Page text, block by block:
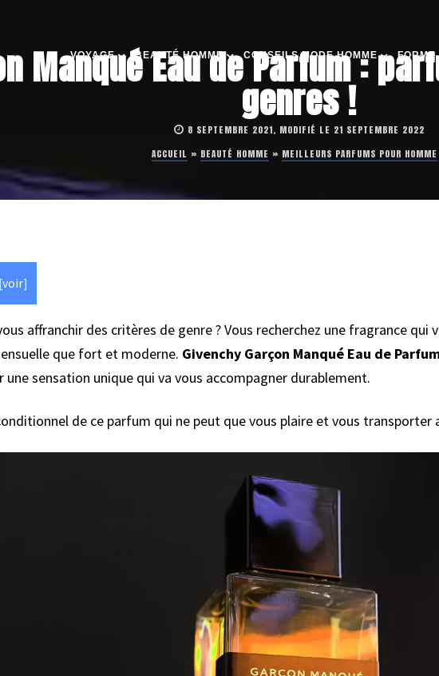
VOYAGE BEAUTÉ HOMME CONSEILS MODE HOMME FORME
Manqué Eau de Parfum :
genres !
8 SEPTEMBRE 2021, MODIFIÉ LE 21 SEPTEMBRE 2022
ACCUEIL » BEAUTÉ HOMME » MEILLEURS PARFUMS POUR HOMME
[voir]
affranchir des critères de genre ? Vous recherchez une fragrance
que fort et moderne. Givenchy Garçon Manqué Eau de
une sensation unique qui va vous accompagner durablement.
de ce parfum qui ne peut que vous plaire et vous transporter